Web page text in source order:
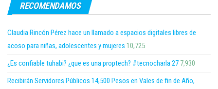
RECOMENDAMOS
Claudia Rincón Pérez hace un llamado a espacios digitales libres de
acoso para niñas, adolescentes y mujeres 10,725
¿Es confiable tuhabi? ¿que es una proptech? #tecnocharla 27 7,930
Recibirán Servidores Públicos 14,500 Pesos en Vales de fin de Año,